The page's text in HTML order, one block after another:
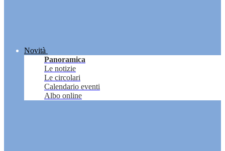
Novità
Panoramica
Le notizie
Le circolari
Calendario eventi
Albo online